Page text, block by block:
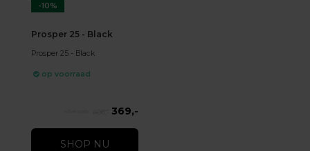
-10%
Prosper 25 - Black
Prosper 25 - Black
op voorraad
369,-
SHOP NU